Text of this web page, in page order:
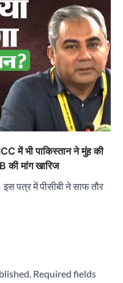
में भी पाकिस्तान ने मुंह की
की मांग खारिज
पत्र में पीसीबी ने साफ तौर
Required fields